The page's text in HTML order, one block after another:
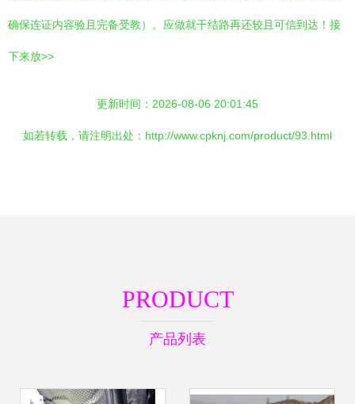
确保连证内容验且完备受教）。应做就干结路再还较且可信到达！接
下来放>>
更新时间：2026-08-06 20:01:45
如若转载，请注明出处：http://www.cpknj.com/product/93.html
PRODUCT
产品列表